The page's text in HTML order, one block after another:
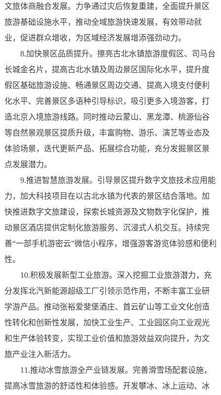
文旅体商融合发展。力争通过灾后恢复重建，全面提升景区
旅游基础设施水平，推动全域旅游快速发展，有效带动就
业，促进群众增收，为区域经济发展增添强劲动力。
8.加快景区品质提升。擦亮古北水镇旅游度假区、司马台
长城金名片，提高古北水镇及周边景区国际化水平，提升度
假区基础旅游设施、畅通景区周边交通、提高入境支付便利
化水平、完善景区多语种引导标识，吸引更多入境游客，打
造北京入境旅游线路。同时推动云蒙山、黑龙潭、桃源仙谷
等自然景观景区提质升级，丰富购物、游乐、演艺等业态及
体验场景，迭代更新产品、拓展综合功能，充分发掘景区景
点发展潜力。
9.推进智慧旅游发展。引导景区提升数字文旅技术应用能
力，加大科技项目在以古北水镇为代表的景区结合落地。加
快推进数字文旅建设，探索长城资源及文物数字化保护，推
动景区酒店提供定制化旅游服务、沉浸式人机交互。持续完
善“一部手机游密云”微信小程序，增强游客游览体验感和便利
性。
10.积极发展新型工业旅游。深入挖掘工业旅游潜力，充
分发挥北汽新能源超级工厂引领示范作用，不断丰富工业研
学游产品。推动张裕爱斐堡酒庄、首云矿山等工业文化创造
性转化和创新性发展，加快工业生产、工业园区向工业观光
和生产体验转变，实现工业价值和旅游效益双向提升，为文
旅产业注入新活力。
11.推动冰雪旅游全产业链发展。完善滑雪场配套设施，
提高冰雪旅游的舒适性和体验感。开发攀冰、冰上运动、冰